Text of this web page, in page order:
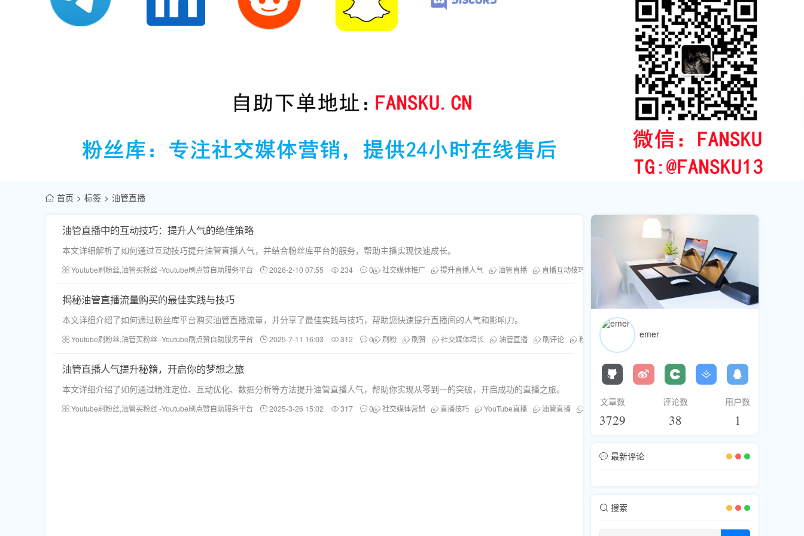
首页 标签 油管直播
油管直播中的互动技巧：提升人气的绝佳策略
本文详细解析了如何通过互动技巧提升油管直播人气，并结合粉丝库平台的服务，帮助主播实现快速成长。
Youtube刷粉丝,油管买粉丝 -Youtube刷点赞自助服务平台 2026-2-10 07:55 234 0 社交媒体推广 提升直播人气 油管直播 直播互动技巧 刷粉服务 粉丝库平台
揭秘油管直播流量购买的最佳实践与技巧
本文详细介绍了如何通过粉丝库平台购买油管直播流量，并分享了最佳实践与技巧，帮助您快速提升直播间的人气和影响力。
Youtube刷粉丝,油管买粉丝 -Youtube刷点赞自助服务平台 2025-7-11 16:03 312 0 刷粉 刷赞 社交媒体增长 油管直播 刷评论 粉丝库 流量购买
油管直播人气提升秘籍，开启你的梦想之旅
本文详细介绍了如何通过精准定位、互动优化、数据分析等方法提升油管直播人气，帮助你实现从零到一的突破，开启成功的直播之旅。
Youtube刷粉丝,油管买粉丝 -Youtube刷点赞自助服务平台 2025-3-26 15:02 317 0 社交媒体营销 直播技巧 YouTube直播 油管直播 直播人气提升
emer
文章数
3729
评论数
38
用户数
1
最新评论
搜索